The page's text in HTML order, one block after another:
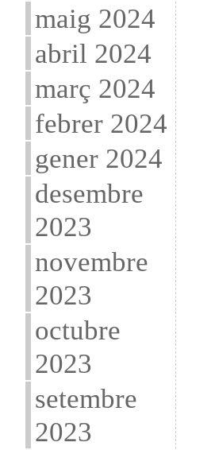
maig 2024
abril 2024
març 2024
febrer 2024
gener 2024
desembre
2023
novembre
2023
octubre
2023
setembre
2023